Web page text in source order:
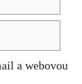
a webovou